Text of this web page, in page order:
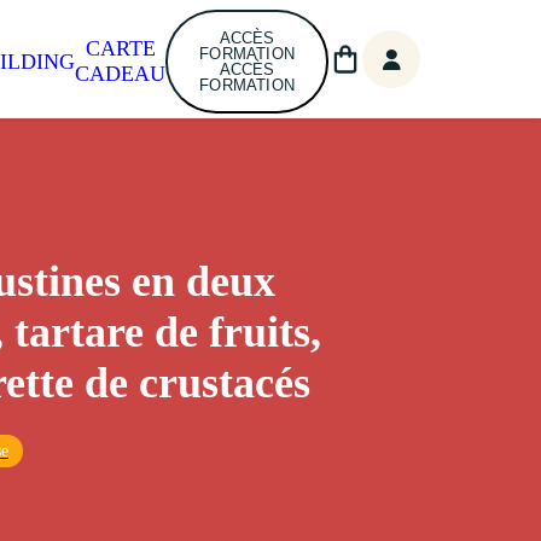
CARTE
CADEAU
ACCÈS
FORMATION
ACCÈS
FORMATION
en deux
tartare de fruits,
de crustacés